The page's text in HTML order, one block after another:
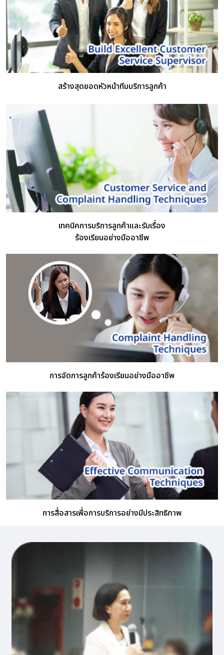
สร้างสุดยอดหัวหน้าทีมบริการลูกค้า
เทคนิคการบริการลูกค้าและรับเรื่อง
ร้องเรียนอย่างมืออาชีพ
การจัดการลูกค้าร้องเรียนอย่างมืออาชีพ
การสื่อสารเพื่อการบริการอย่างมีประสิทธิภาพ